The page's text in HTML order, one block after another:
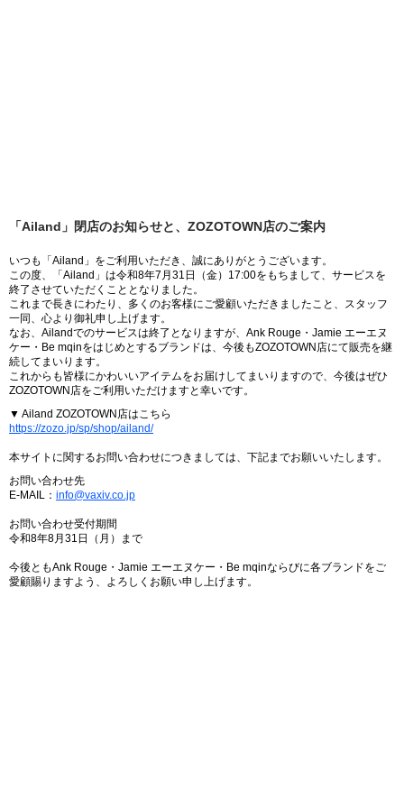
「Ailand」閉店のお知らせと、ZOZOTOWN店のご案内
いつも「Ailand」をご利用いただき、誠にありがとうございます。
この度、「Ailand」は令和8年7月31日（金）17:00をもちまして、サービスを
終了させていただくこととなりました。
これまで長きにわたり、多くのお客様にご愛顧いただきましたこと、スタッフ
一同、心より御礼申し上げます。
なお、Ailandでのサービスは終了となりますが、Ank Rouge・Jamie エーエヌ
ケー・Be mqinをはじめとするブランドは、今後もZOZOTOWN店にて販売を継
続してまいります。
これからも皆様にかわいいアイテムをお届けしてまいりますので、今後はぜひ
ZOZOTOWN店をご利用いただけますと幸いです。
▼ Ailand ZOZOTOWN店はこちら
https://zozo.jp/sp/shop/ailand/
本サイトに関するお問い合わせにつきましては、下記までお願いいたします。
お問い合わせ先
E-MAIL： info@vaxiv.co.jp
お問い合わせ受付期間
令和8年8月31日（月）まで
今後ともAnk Rouge・Jamie エーエヌケー・Be mqinならびに各ブランドをご
愛顧賜りますよう、よろしくお願い申し上げます。